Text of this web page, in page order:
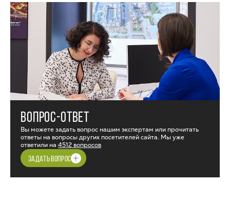
ВОПРОС-ОТВЕТ
Вы можете задать вопрос нашим экспертам или прочитать
ответы на вопросы других посетителей сайта. Мы уже
ответили на 4512 вопросов
ЗАДАТЬ ВОПРОС